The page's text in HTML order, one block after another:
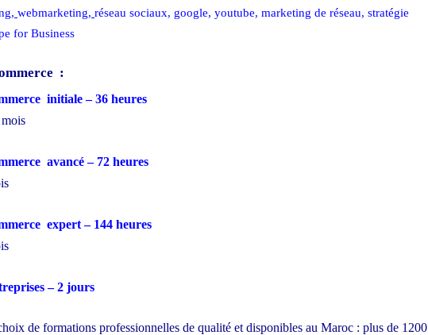
, webmarketing, réseau sociaux, google, youtube, marketing de réseau, stratégie
for Business
:
initiale – 36 heures
avancé– 72 heures
expert – 144 heures
– 2 jours
de formations professionnelles de qualité et disponibles au Maroc : plus de 1200